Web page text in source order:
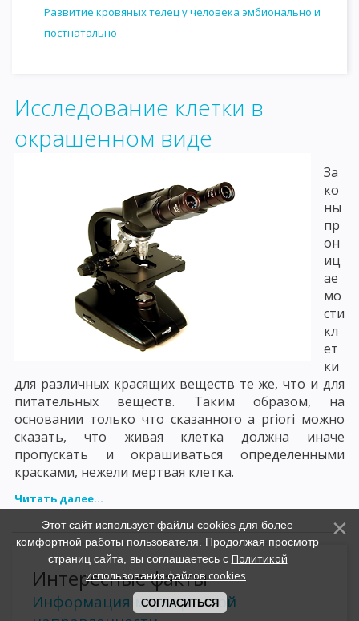
Развитие кровяных телец у человека эмбионально и
постнатально
Исследование клетки в
окрашенном виде
За
ко
ны
пр
он
иц
ае
мо
сти
кл
ет
ки
для различных красящих веществ те же, что и для
питательных веществ. Таким образом, на
основании только что сказанного a priori можно
сказать, что живая клетка должна иначе
пропускать и окрашиваться определенными
красками, нежели мертвая клетка.
Читать далее...
Интересные факты
Информация медицинской
Этот сайт использует файлы cookies для более
комфортной работы пользователя. Продолжая просмотр
страниц сайта, вы соглашаетесь с Политикой
использования файлов cookies
СОГЛАСИТЬСЯ